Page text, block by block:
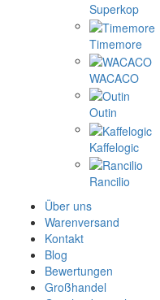
Superkop
Timemore
WACACO
Outin
Kaffelogic
Rancilio
Über uns
Warenversand
Kontakt
Blog
Bewertungen
Großhandel